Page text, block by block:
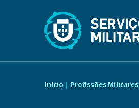
estrutural
Início Profissões Militares